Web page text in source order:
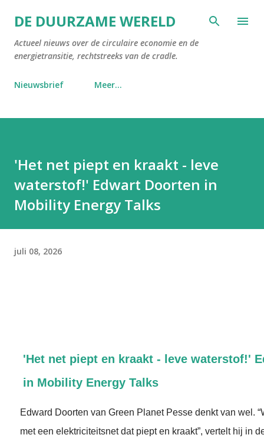
Doorgaan naar hoofdcontent
DE DUURZAME WERELD
Actueel nieuws over de circulaire economie en de
energietransitie, rechtstreeks van de cradle.
Nieuwsbrief Meer…
'Het net piept en kraakt - leve
waterstof!' Edwart Doorten in
Mobility Energy Talks
juli 08, 2026
'Het net piept en kraakt - leve waterstof!'
in Mobility Energy Talks
Edward Doorten van Green Planet Pesse denkt van wel.
met een elektriciteitsnet dat piept en kraakt”, vertelt hij in